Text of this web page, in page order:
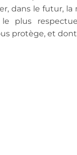
dans le futur,
plus
protège, et